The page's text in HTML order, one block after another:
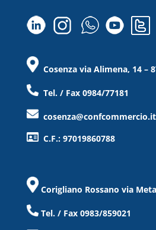
Cosenza via Alimena, 14 –
Tel. / Fax 0984/77181
cosenza@confcommercio.it
C.F.: 97019860788
Corigliano Rossano via
Tel. / Fax 0983/859021